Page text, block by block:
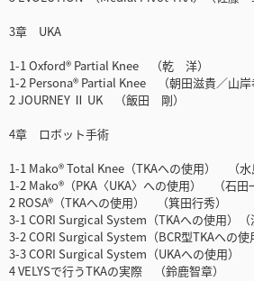
3章 UKA
1-1 Oxford® Partial Knee （乾 洋）
1-2 Persona® Partial Knee （朝田滋貴／山岸
2 JOURNEY Ⅱ UK （飯田 剛）
4章 ロボット手術
1-1 Mako® Total Knee（TKAへの使用） （水
1-2 Mako®（PKA〈UKA〉への使用） （石田
2 ROSA®（TKAへの使用） （箕田行秀）
3-1 CORI Surgical System（TKAへの使用）（
3-2 CORI Surgical System（BCR型TKAへの
3-3 CORI Surgical System（UKAへの使用）
4 VELYSで行うTKAの実際 （鈴鹿智章）